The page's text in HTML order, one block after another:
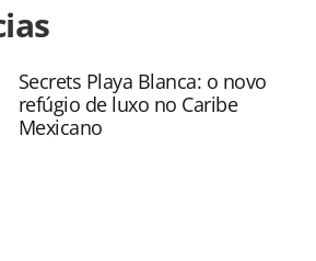
mercado/tecnologia/2025/
sua-base-de-conhecimento-veja-as-
ou as ferramentas oferecidas na
produzido pela PANROTAS
legislação brasileira sobre direito
o conteúdo sem autorização da
Secrets Playa Blanca: o novo
refúgio de luxo no Caribe
Mexicano